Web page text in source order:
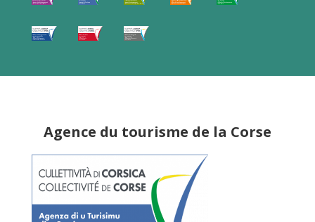
Agence du tourisme de la Corse